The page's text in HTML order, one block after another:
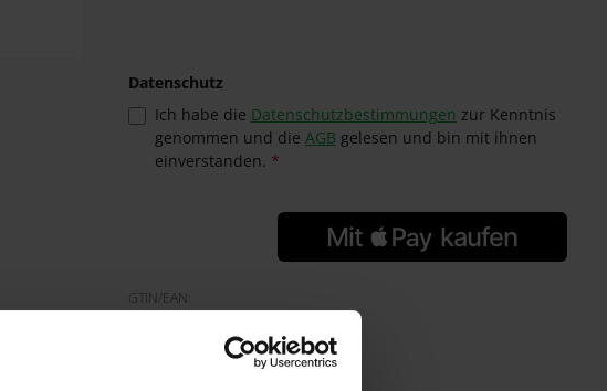
Datenschutz
Ich habe die Datenschutzbestimmungen zur Kenntnis
genommen und die AGB gelesen und bin mit ihnen
einverstanden. *
GTIN/EAN: